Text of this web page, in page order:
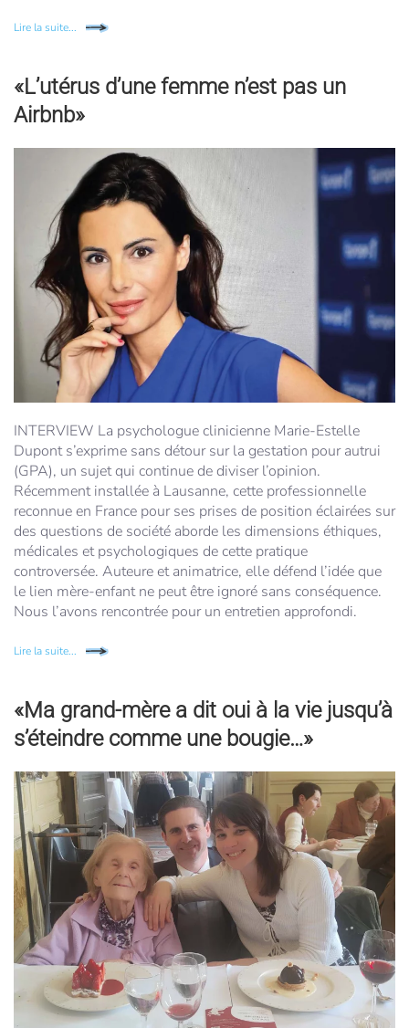
Lire la suite...
«L’utérus d’une femme n’est pas un
Airbnb»
INTERVIEW La psychologue clinicienne Marie-Estelle
Dupont s’exprime sans détour sur la gestation pour autrui
(GPA), un sujet qui continue de diviser l’opinion.
Récemment installée à Lausanne, cette professionnelle
reconnue en France pour ses prises de position éclairées sur
des questions de société aborde les dimensions éthiques,
médicales et psychologiques de cette pratique
controversée. Auteure et animatrice, elle défend l’idée que
le lien mère-enfant ne peut être ignoré sans conséquence.
Nous l’avons rencontrée pour un entretien approfondi.
Lire la suite...
«Ma grand-mère a dit oui à la vie jusqu’à
s’éteindre comme une bougie…»